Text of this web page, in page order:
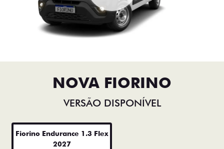
NOVA FIORINO
VERSÃO DISPONÍVEL
Fiorino Endurance 1.3 Flex
2027